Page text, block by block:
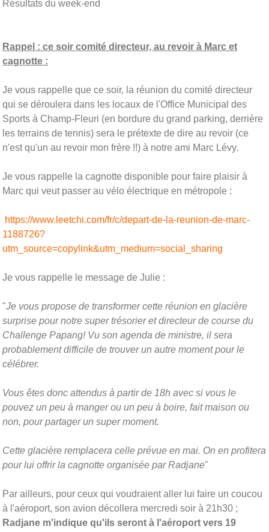
Résultats du week-end
Rappel : ce soir comité directeur, au revoir à Marc et
cagnotte :
Je vous rappelle que ce soir, la réunion du comité directeur
qui se déroulera dans les locaux de l'Office Municipal des
Sports à Champ-Fleuri (en bordure du grand parking, derrière
les terrains de tennis) sera le prétexte de dire au revoir (ce
n'est qu'un au revoir mon frère !!) à notre ami Marc Lévy.
Je vous rappelle la cagnotte disponible pour faire plaisir à
Marc qui veut passer au vélo électrique en métropole :
https://www.leetchi.com/fr/c/depart-de-la-reunion-de-marc-
1188726?
utm_source=copylink&utm_medium=social_sharing
Je vous rappelle le message de Julie :
"Je vous propose de transformer cette réunion en glacière
surprise pour notre super trésorier et directeur de course du
Challenge Papang! Vu son agenda de ministre, il sera
probablement difficile de trouver un autre moment pour le
célébrer.
Vous êtes donc attendus à partir de 18h avec si vous le
pouvez un peu à manger ou un peu à boire, fait maison ou
non, pour partager un super moment.
Cette glacière remplacera celle prévue en mai. On en profitera
pour lui offrir la cagnotte organisée par Radjane"
Par ailleurs, pour ceux qui voudraient aller lui faire un coucou
à l'aéroport, son avion décollera mercredi soir à 21h30 ;
Radjane m'indique qu'ils seront à l'aéroport vers 19